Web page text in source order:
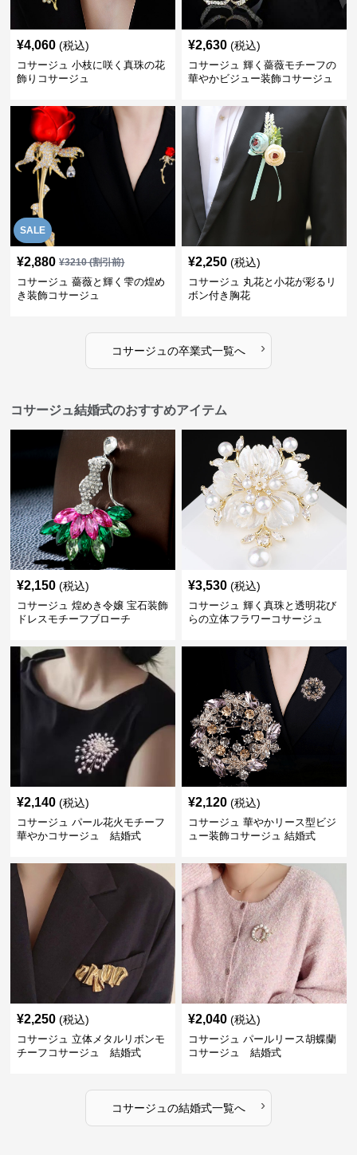
¥4,060 (税込)
コサージュ 小枝に咲く真珠の花
飾りコサージュ
¥2,630 (税込)
コサージュ 輝く薔薇モチーフの
華やかビジュー装飾コサージュ
SALE
¥2,880 ¥3210(割引前)
コサージュ 薔薇と輝く雫の煌め
き装飾コサージュ
¥2,250 (税込)
コサージュ 丸花と小花が彩るリ
ボン付き胸花
コサージュ の卒業式一覧へ ›
コサージュ結婚式のおすすめアイテム
¥2,150 (税込)
コサージュ 煌めき令嬢 宝石装飾
ドレスモチーフブローチ
¥3,530 (税込)
コサージュ 輝く真珠と透明花び
らの立体フラワーコサージュ
¥2,140 (税込)
コサージュ パール花火モチーフ
華やかコサージュ 結婚式
¥2,120 (税込)
コサージュ 華やかリース型ビジ
ュー装飾コサージュ 結婚式
¥2,250 (税込)
コサージュ 立体メタルリボンモ
チーフコサージュ 結婚式
¥2,040 (税込)
コサージュ パールリース胡蝶蘭
コサージュ 結婚式
コサージュ の結婚式一覧へ ›